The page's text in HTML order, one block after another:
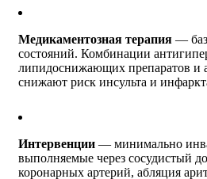
Медикаментозная терапия —
состояний. Комбинации
липидоснижающих препаратов и
снижают риск инсульта и
Интервенции — минимально
выполняемые через сосудистый
коронарных артерий, абляция